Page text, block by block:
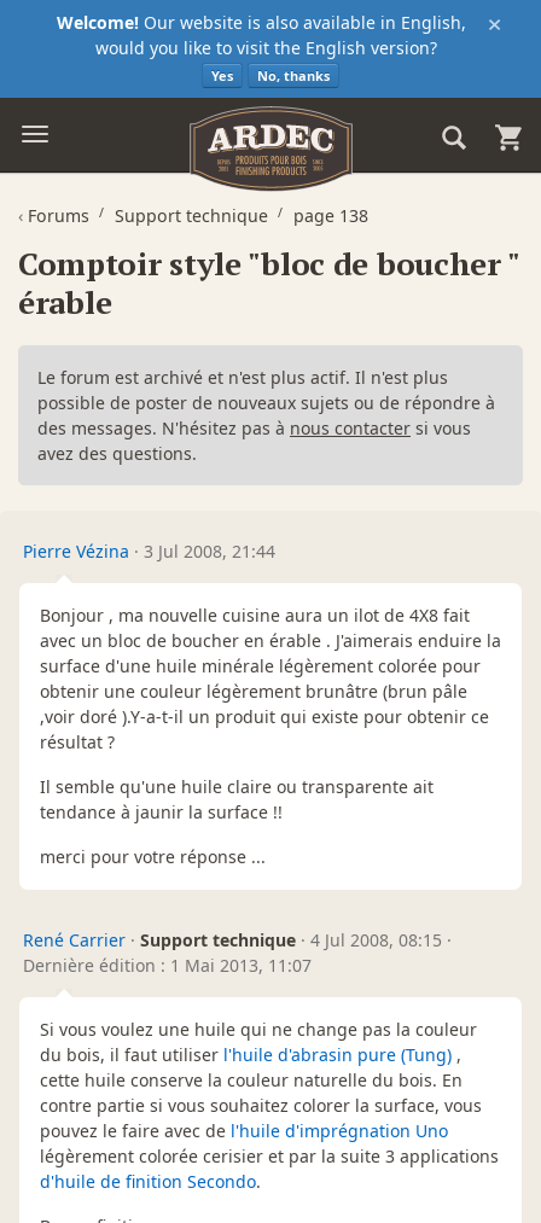
×
Welcome! Our website is also available in English,
would you like to visit the English version?
Yes No, thanks
‹ Forums Support technique page 138
Comptoir style "bloc de boucher "
érable
Le forum est archivé et n'est plus actif. Il n'est plus
possible de poster de nouveaux sujets ou de répondre à
des messages. N'hésitez pas à nous contacter si vous
avez des questions.
Pierre Vézina · 3 Jul 2008, 21:44
Bonjour , ma nouvelle cuisine aura un ilot de 4X8 fait
avec un bloc de boucher en érable . J'aimerais enduire la
surface d'une huile minérale légèrement colorée pour
obtenir une couleur légèrement brunâtre (brun pâle
,voir doré ).Y-a-t-il un produit qui existe pour obtenir ce
résultat ?
Il semble qu'une huile claire ou transparente ait
tendance à jaunir la surface !!
merci pour votre réponse ...
René Carrier · Support technique · 4 Jul 2008, 08:15 ·
Dernière édition : 1 Mai 2013, 11:07
Si vous voulez une huile qui ne change pas la couleur
du bois, il faut utiliser l'huile d'abrasin pure (Tung) ,
cette huile conserve la couleur naturelle du bois. En
contre partie si vous souhaitez colorer la surface, vous
pouvez le faire avec de l'huile d'imprégnation Uno
légèrement colorée cerisier et par la suite 3 applications
d'huile de finition Secondo.